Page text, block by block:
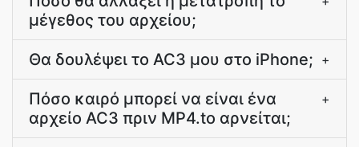
μέγεθος του αρχείου;
Θα δουλέψει το AC3 μου στο iPhone; +
Πόσο καιρό μπορεί να είναι ένα
αρχείο AC3 πριν MP4.to αρνείται;
+